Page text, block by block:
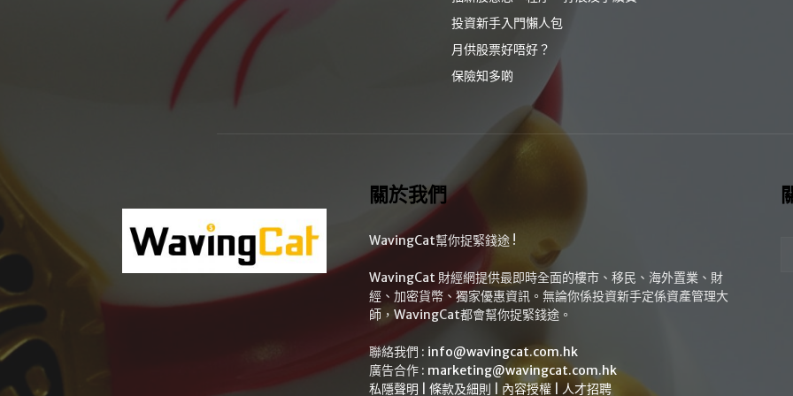
投資新手入門懶人包
月供股票好唔好？
保險知多啲
關於我們
WavingCat幫你捉緊錢途 !
WavingCat 財經網提供最即時全面的樓市、移民、海外置業、財
經、加密貨幣、獨家優惠資訊。無論你係投資新手定係資產管理大
師，WavingCat都會幫你捉緊錢途。
聯絡我們 : info@wavingcat.com.hk
廣告合作 : marketing@wavingcat.com.hk
私隱聲明
條款及細則 內容授權 人才招聘